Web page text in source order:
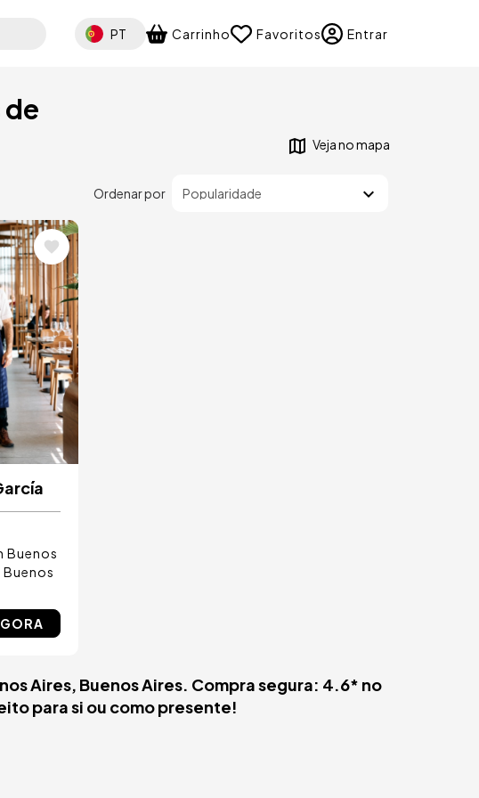
Select your language
PT Carrinho Favoritos Entrar
Veja no mapa
Ordenar por
Buenos
Buenos
Aires, Buenos Aires. Compra segura: 4.6* no
para si ou como presente!